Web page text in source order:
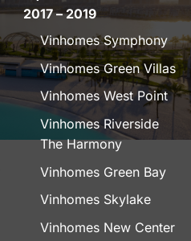
2017 – 2019
Vinhomes Symphony
Vinhomes Green Villas
Vinhomes West Point
Vinhomes Riverside
The Harmony
Vinhomes Green Bay
Vinhomes Skylake
Vinhomes New Center